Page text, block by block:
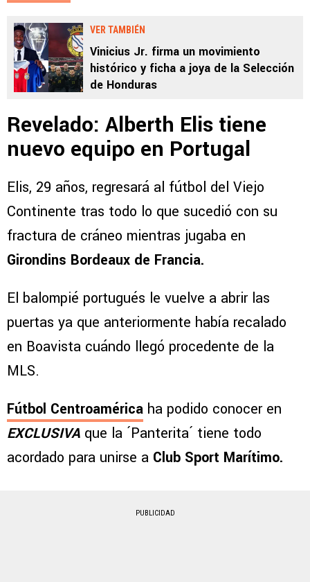
VER TAMBIÉN
Vinicius Jr. firma un movimiento
histórico y ficha a joya de la Selección
de Honduras
Revelado: Alberth Elis tiene
nuevo equipo en Portugal
Elis, 29 años, regresará al fútbol del Viejo
Continente tras todo lo que sucedió con su
fractura de cráneo mientras jugaba en
Girondins Bordeaux de Francia.
El balompié portugués le vuelve a abrir las
puertas ya que anteriormente había recalado
en Boavista cuándo llegó procedente de la
MLS.
Fútbol Centroamérica ha podido conocer en
EXCLUSIVA que la ´Panterita´ tiene todo
acordado para unirse a Club Sport Marítimo.
PUBLICIDAD